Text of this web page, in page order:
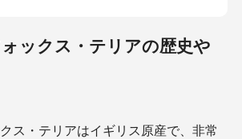
ックス・テリアの歴史や
ス・テリアはイギリス原産で、非常